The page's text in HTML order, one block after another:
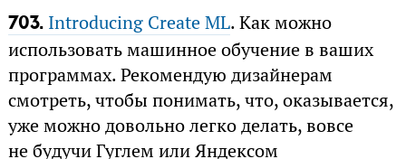
703.Introducing Create ML. Как можно
использовать машинное обучение в ваших
программах. Рекомендую дизайнерам
смотреть, чтобы понимать, что, оказывается,
уже можно довольно легко делать, вовсе
не будучи Гуглем или Яндексом